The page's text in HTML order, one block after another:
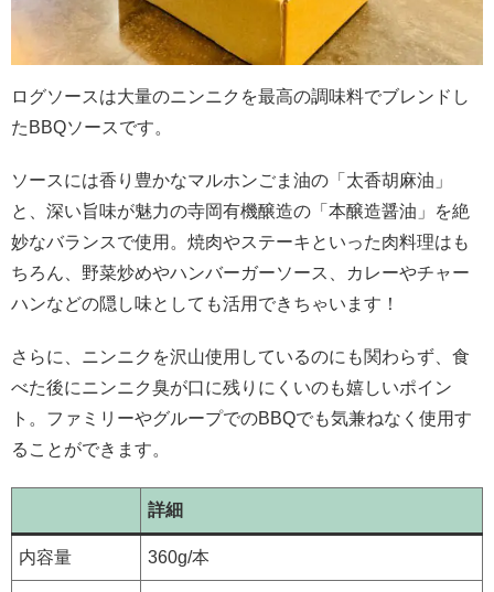
ログソースは大量のニンニクを最高の調味料でブレンドし
たBBQソースです。
ソースには香り豊かなマルホンごま油の「太香胡麻油」
と、深い旨味が魅力の寺岡有機醸造の「本醸造醤油」を絶
妙なバランスで使用。焼肉やステーキといった肉料理はも
ちろん、野菜炒めやハンバーガーソース、カレーやチャー
ハンなどの隠し味としても活用できちゃいます！
さらに、ニンニクを沢山使用しているのにも関わらず、食
べた後にニンニク臭が口に残りにくいのも嬉しいポイン
ト。ファミリーやグループでのBBQでも気兼ねなく使用す
ることができます。
詳細
内容量 360g/本